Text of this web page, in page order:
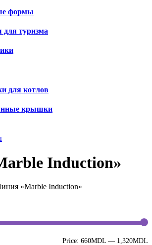
формы
для туризма
для котлов
крышки
Induction»
«Marble Induction»
Price: 660MDL — 1,320MDL